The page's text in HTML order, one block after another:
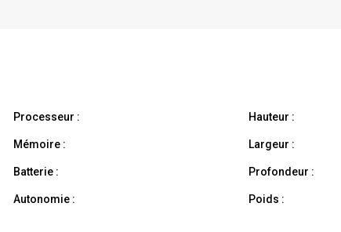
Processeur :
Mémoire :
Batterie :
Autonomie :
Hauteur :
Largeur :
Profondeur :
Poids :